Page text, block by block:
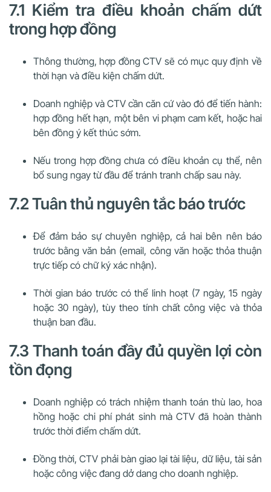
7.1 Kiểm tra điều khoản chấm dứt
trong hợp đồng
Thông thường, hợp đồng CTV sẽ có mục quy định về
thời hạn và điều kiện chấm dứt.
Doanh nghiệp và CTV cần căn cứ vào đó để tiến hành:
hợp đồng hết hạn, một bên vi phạm cam kết, hoặc hai
bên đồng ý kết thúc sớm.
Nếu trong hợp đồng chưa có điều khoản cụ thể, nên
bổ sung ngay từ đầu để tránh tranh chấp sau này.
7.2 Tuân thủ nguyên tắc báo trước
Để đảm bảo sự chuyên nghiệp, cả hai bên nên báo
trước bằng văn bản (email, công văn hoặc thỏa thuận
trực tiếp có chữ ký xác nhận).
Thời gian báo trước có thể linh hoạt (7 ngày, 15 ngày
hoặc 30 ngày), tùy theo tính chất công việc và thỏa
thuận ban đầu.
7.3 Thanh toán đầy đủ quyền lợi còn
tồn đọng
Doanh nghiệp có trách nhiệm thanh toán thù lao, hoa
hồng hoặc chi phí phát sinh mà CTV đã hoàn thành
trước thời điểm chấm dứt.
Đồng thời, CTV phải bàn giao lại tài liệu, dữ liệu, tài sản
hoặc công việc đang dở dang cho doanh nghiệp.